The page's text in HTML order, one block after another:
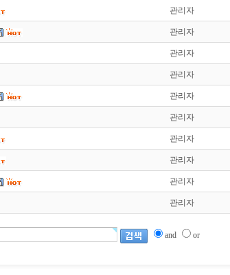
관리자
관리자
관리자
관리자
관리자
관리자
관리자
관리자
관리자
관리자
and or